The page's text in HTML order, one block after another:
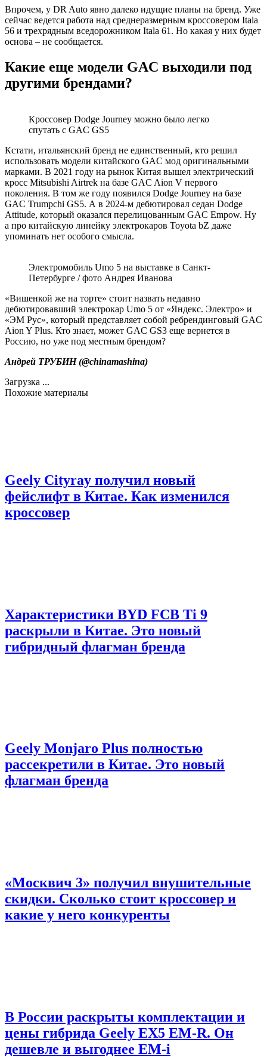
Впрочем, у DR Auto явно далеко идущие планы на бренд. Уже
сейчас ведется работа над среднеразмерным кроссовером Itala
56 и трехрядным вседорожником Itala 61. Но какая у них будет
основа – не сообщается.
Какие еще модели GAC выходили под
другими брендами?
Кроссовер Dodge Journey можно было легко
спутать с GAC GS5
Кстати, итальянский бренд не единственный, кто решил
использовать модели китайского GAC мод оригинальными
марками. В 2021 году на рынок Китая вышел электрический
кросс Mitsubishi Airtrek на базе GAC Aion V первого
поколения. В том же году появился Dodge Journey на базе
GAC Trumpchi GS5. А в 2024-м дебютировал седан Dodge
Attitude, который оказался перелицованным GAC Empow. Ну
а про китайскую линейку электрокаров Toyota bZ даже
упоминать нет особого смысла.
Электромобиль Umo 5 на выставке в Санкт-
Петербурге / фото Андрея Иванова
«Вишенкой же на торте» стоит назвать недавно
дебютировавший электрокар Umo 5 от «Яндекс. Электро» и
«ЭМ Рус», который представляет собой ребрендинговый GAC
Aion Y Plus. Кто знает, может GAC GS3 еще вернется в
Россию, но уже под местным брендом?
Андрей ТРУБИН (@chinamashina)
Загрузка ...
Похожие материалы
Geely Cityray получил новый
фейслифт в Китае. Как изменился
кроссовер
Характеристики BYD FCB Ti 9
раскрыли в Китае. Это новый
гибридный флагман бренда
Geely Monjaro Plus полностью
рассекретили в Китае. Это новый
флагман бренда
«Москвич 3» получил внушительные
скидки. Сколько стоит кроссовер и
какие у него конкуренты
В России раскрыты комплектации и
цены гибрида Geely EX5 EM-R. Он
дешевле и выгоднее EM-i